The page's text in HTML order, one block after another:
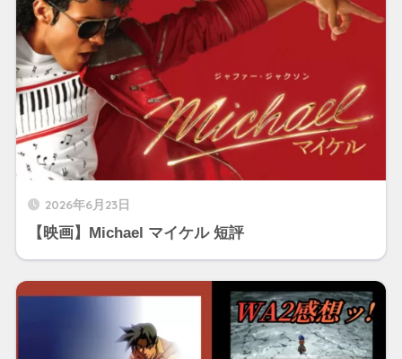
2026年6月23日
【映画】Michael マイケル 短評